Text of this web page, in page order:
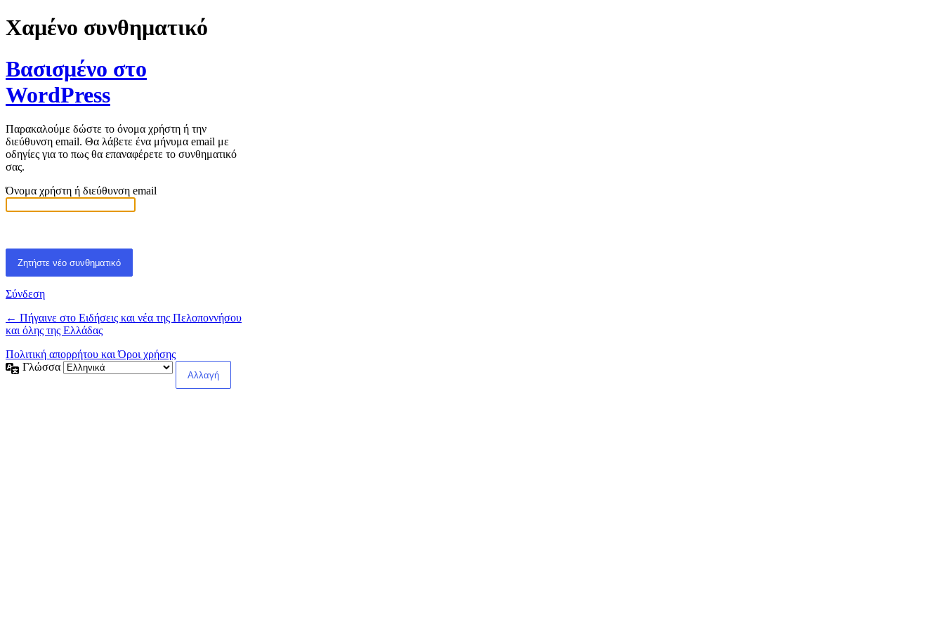
Χαμένο συνθηματικό
Βασισμένο στο
WordPress
Παρακαλούμε δώστε το όνομα χρήστη ή την
διεύθυνση email. Θα λάβετε ένα μήνυμα email με
οδηγίες για το πως θα επαναφέρετε το συνθηματικό
σας.
Όνομα χρήστη ή διεύθυνση email
Σύνδεση
← Πήγαινε στο Ειδήσεις και νέα της Πελοποννήσου
και όλης της Ελλάδας
Πολιτική απορρήτου και Όροι χρήσης
Γλώσσα